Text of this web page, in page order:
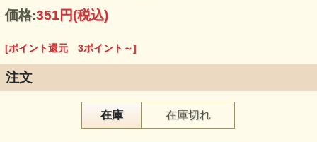
価格:351円(税込)
[ポイント還元 3ポイント～]
注文
在庫 在庫切れ